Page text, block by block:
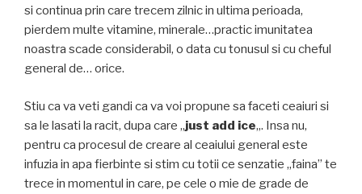
si continua prin care trecem zilnic in ultima perioada,
pierdem multe vitamine, minerale…practic imunitatea
noastra scade considerabil, o data cu tonusul si cu cheful
general de… orice.
Stiu ca va veti gandi ca va voi propune sa faceti ceaiuri si
sa le lasati la racit, dupa care „just add ice„. Insa nu,
pentru ca procesul de creare al ceaiului general este
infuzia in apa fierbinte si stim cu totii ce senzatie „faina” te
trece in momentul in care, pe cele o mie de grade de